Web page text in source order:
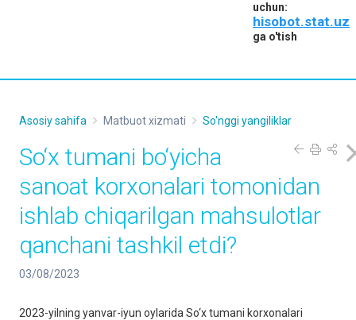
uchun:
hisobot.stat.uz
ga o'tish
Asosiy sahifa Matbuot xizmati So'nggi yangiliklar
So‘x tumani bo‘yicha
sanoat korxonalari tomonidan
ishlab chiqarilgan mahsulotlar
qanchani tashkil etdi?
03/08/2023
2023-yilning yanvar-iyun oylarida So‘x tumani korxonalari